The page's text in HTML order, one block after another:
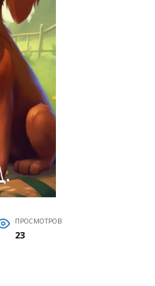
ПРОСМОТРОВ
23